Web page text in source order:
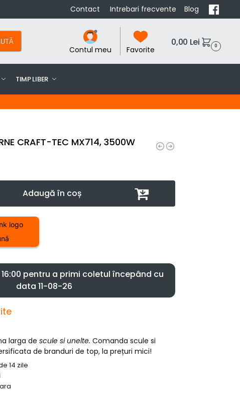
Contact Intrebari frecvente Blog
Contul meu Favorite
0,00 Lei 0
TIMP LIBER
CRAFT-TEC MX714, 3500W
Adaugă în coș
pentru a primi coletul începând cu
data 11-08-26
larga de scule si unelte. Comanda scule si
de branduri de top, la prețuri mici!
14 zile